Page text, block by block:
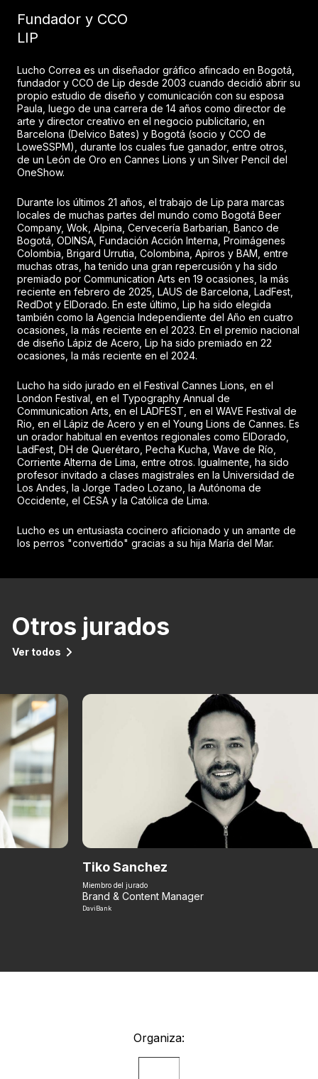
Fundador y CCO
LIP
Lucho Correa es un diseñador gráfico afincado en Bogotá,
fundador y CCO de Lip desde 2003 cuando decidió abrir su
propio estudio de diseño y comunicación con su esposa
Paula, luego de una carrera de 14 años como director de
arte y director creativo en el negocio publicitario, en
Barcelona (Delvico Bates) y Bogotá (socio y CCO de
LoweSSPM), durante los cuales fue ganador, entre otros,
de un León de Oro en Cannes Lions y un Silver Pencil del
OneShow.
Durante los últimos 21 años, el trabajo de Lip para marcas
locales de muchas partes del mundo como Bogotá Beer
Company, Wok, Alpina, Cervecería Barbarian, Banco de
Bogotá, ODINSA, Fundación Acción Interna, Proimágenes
Colombia, Brigard Urrutia, Colombina, Apiros y BAM, entre
muchas otras, ha tenido una gran repercusión y ha sido
premiado por Communication Arts en 19 ocasiones, la más
reciente en febrero de 2025, LAUS de Barcelona, LadFest,
RedDot y ElDorado. En este último, Lip ha sido elegida
también como la Agencia Independiente del Año en cuatro
ocasiones, la más reciente en el 2023. En el premio nacional
de diseño Lápiz de Acero, Lip ha sido premiado en 22
ocasiones, la más reciente en el 2024.
Lucho ha sido jurado en el Festival Cannes Lions, en el
London Festival, en el Typography Annual de
Communication Arts, en el LADFEST, en el WAVE Festival de
Rio, en el Lápiz de Acero y en el Young Lions de Cannes. Es
un orador habitual en eventos regionales como ElDorado,
LadFest, DH de Querétaro, Pecha Kucha, Wave de Río,
Corriente Alterna de Lima, entre otros. Igualmente, ha sido
profesor invitado a clases magistrales en la Universidad de
Los Andes, la Jorge Tadeo Lozano, la Autónoma de
Occidente, el CESA y la Católica de Lima.
Lucho es un entusiasta cocinero aficionado y un amante de
los perros "convertido" gracias a su hija María del Mar.
Otros jurados
Ver todos
Tiko Sanchez
Miembro del jurado
Brand & Content Manager
DaviBank
Organiza: